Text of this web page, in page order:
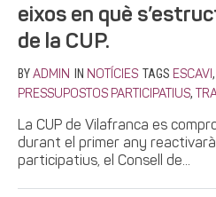
eixos en què
de la CUP.
BY ADMIN IN NOTÍCIES TAGS ESCAVI ,
PRESSUPOSTOS PARTICIPATIUS,
La CUP de Vilafranca es
durant el primer any
participatius, el Consell de...